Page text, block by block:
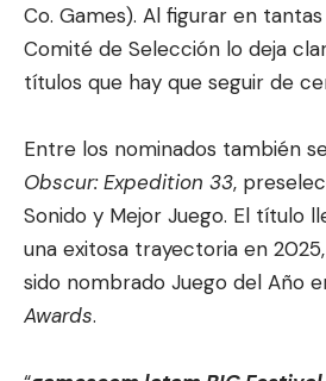
Co. Games). Al figurar en
Comité de Selección lo deja
títulos que hay que seguir de
Entre los nominados también
Obscur: Expedition 33,
Sonido y Mejor Juego. El título
una exitosa trayectoria en
sido nombrado Juego del Año
Awards.